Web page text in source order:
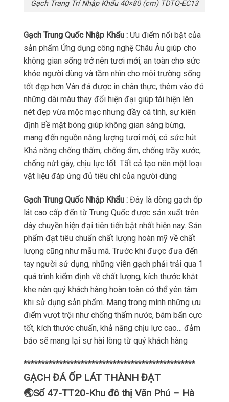
Gạch Trang Trí Nhập Khẩu 40×80 (cm) TDTQ-EC13
Gạch Trung Quốc Nhập Khẩu : Ưu điểm nổi bật của
sản phẩm Ứng dụng công nghệ Châu Âu giúp cho
không gian sống trở nên tươi mới, an toàn cho sức
khỏe người dùng và tầm nhìn cho môi trường sống
tốt đẹp hơn Vân đá được in chân thực, thêm vào đó
những dãi màu thay đổi hiện đại giúp tái hiện lên
nét đẹp vừa mộc mạc nhưng đầy cá tính, sự kiên
định Bề mặt bóng giúp không gian sáng bừng,
mang đến nguồn năng lượng tươi mới, có sức hút.
Khả năng chống thấm, chống ẩm, chống trầy xước,
chống nứt gãy, chịu lực tốt. Tất cả tạo nên một loại
vật liệu đáp ứng đủ tiêu chí của người dùng
Gạch Trung Quốc Nhập Khẩu : Đây là dòng gạch ốp
lát cao cấp đến từ Trung Quốc được sản xuất trên
dây chuyền hiện đại tiên tiến bật nhất hiện nay. Sản
phẩm đạt tiêu chuẩn chất lượng hoàn mỹ về chất
lượng cũng như mẫu mã. Trước khi được đưa đến
tay người sử dụng, những viên gạch phải trải qua 1
quá trình kiểm định về chất lượng, kích thước khắt
khe nên quý khách hàng hoàn toàn có thể yên tâm
khi sử dụng sản phẩm. Mang trong mình những ưu
điểm vượt trội như chống thấm nước, bám bẩn cực
tốt, kích thước chuẩn, khả năng chịu lực cao… đảm
bảo sẽ mang lại sự hài lòng từ quý khách hàng
************************************************
GẠCH ĐÁ ỐP LÁT THÀNH ĐẠT
🌏Số 47-TT20-Khu đô thị Văn Phú – Hà